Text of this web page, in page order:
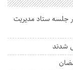
جلسه ستاد مدیریت